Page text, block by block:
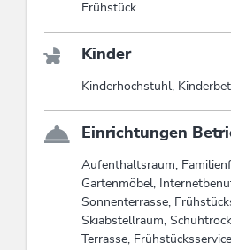
Frühstück
Kinder
Kinderhochstuhl,
Einrichtungen
Aufenthaltsraum,
Gartenmöbel,
Sonnenterrasse,
Skiabstellraum,
Terrasse,